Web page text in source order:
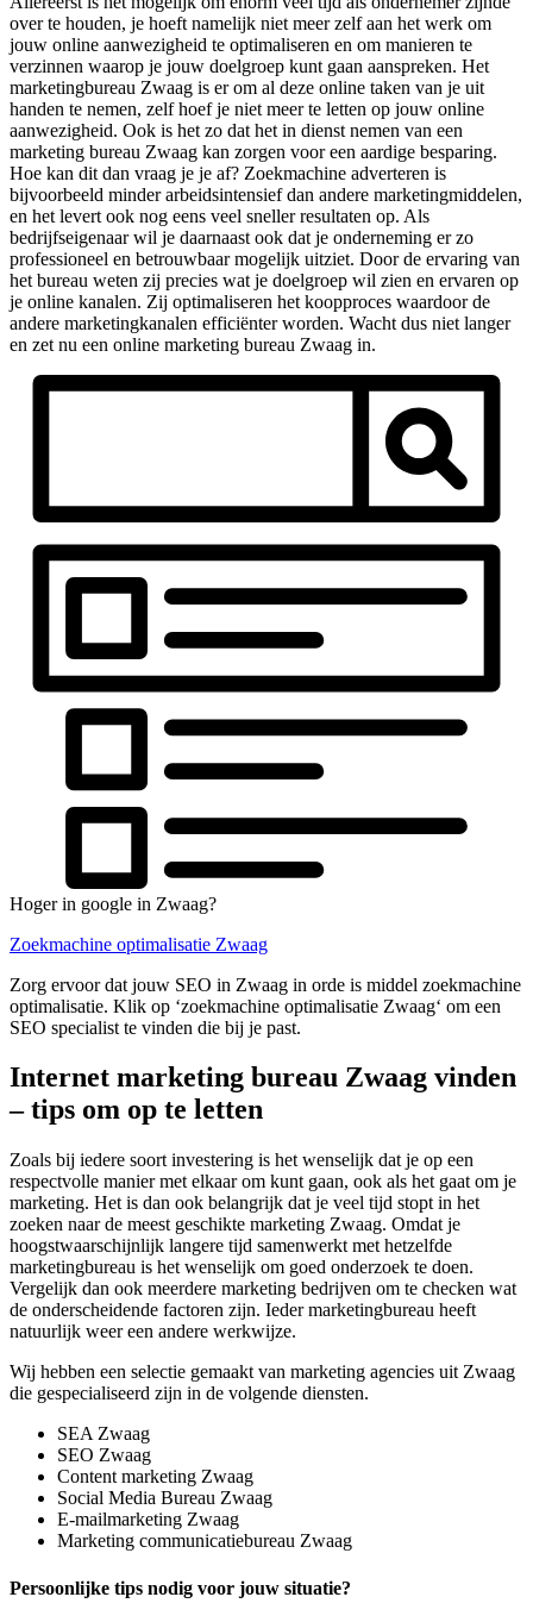
over te houden, je hoeft namelijk niet meer zelf aan het werk om
jouw online aanwezigheid te optimaliseren en om manieren te
verzinnen waarop je jouw doelgroep kunt gaan aanspreken. Het
marketingbureau Zwaag is er om al deze online taken van je uit
handen te nemen, zelf hoef je niet meer te letten op jouw online
aanwezigheid. Ook is het zo dat het in dienst nemen van een
marketing bureau Zwaag kan zorgen voor een aardige besparing.
Hoe kan dit dan vraag je je af? Zoekmachine adverteren is
bijvoorbeeld minder arbeidsintensief dan andere marketingmiddelen,
en het levert ook nog eens veel sneller resultaten op. Als
bedrijfseigenaar wil je daarnaast ook dat je onderneming er zo
professioneel en betrouwbaar mogelijk uitziet. Door de ervaring van
het bureau weten zij precies wat je doelgroep wil zien en ervaren op
je online kanalen. Zij optimaliseren het koopproces waardoor de
andere marketingkanalen efficiënter worden. Wacht dus niet langer
en zet nu een online marketing bureau Zwaag in.
Hoger in google in Zwaag?
Zoekmachine optimalisatie Zwaag
Zorg ervoor dat jouw SEO in Zwaag in orde is middel zoekmachine
optimalisatie. Klik op ‘zoekmachine optimalisatie Zwaag‘ om een
SEO specialist te vinden die bij je past.
Internet marketing bureau Zwaag vinden
– tips om op te letten
Zoals bij iedere soort investering is het wenselijk dat je op een
respectvolle manier met elkaar om kunt gaan, ook als het gaat om je
marketing. Het is dan ook belangrijk dat je veel tijd stopt in het
zoeken naar de meest geschikte marketing Zwaag. Omdat je
hoogstwaarschijnlijk langere tijd samenwerkt met hetzelfde
marketingbureau is het wenselijk om goed onderzoek te doen.
Vergelijk dan ook meerdere marketing bedrijven om te checken wat
de onderscheidende factoren zijn. Ieder marketingbureau heeft
natuurlijk weer een andere werkwijze.
Wij hebben een selectie gemaakt van marketing agencies uit Zwaag
die gespecialiseerd zijn in de volgende diensten.
SEA Zwaag
SEO Zwaag
Content marketing Zwaag
Social Media Bureau Zwaag
E-mailmarketing Zwaag
Marketing communicatiebureau Zwaag
Persoonlijke tips nodig voor jouw situatie?